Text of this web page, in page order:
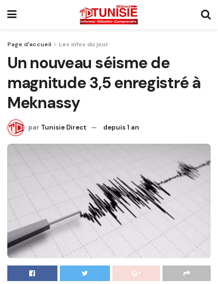
Page d'accueil Les infos du jour
Un nouveau séisme de
magnitude 3,5 enregistré à
Meknassy
par Tunisie Direct depuis 1 an